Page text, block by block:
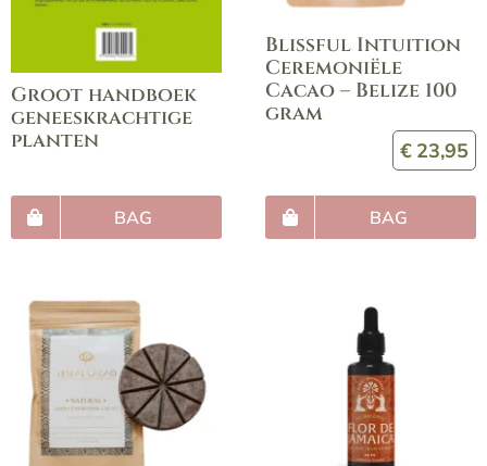
Groot handboek
geneeskrachtige
planten
BAG
Blissful Intuition
Ceremoniële
Cacao – Belize 100
gram
€ 23,95
BAG